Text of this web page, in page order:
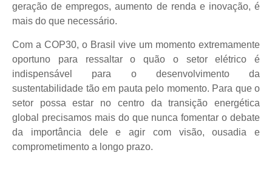
geração de empregos, aumento de renda e inovação, é
mais do que necessário.
Com a COP30, o Brasil vive um momento extremamente
oportuno para ressaltar o quão o setor elétrico é
indispensável para o desenvolvimento da
sustentabilidade tão em pauta pelo momento. Para que o
setor possa estar no centro da transição energética
global precisamos mais do que nunca fomentar o debate
da importância dele e agir com visão, ousadia e
comprometimento a longo prazo.